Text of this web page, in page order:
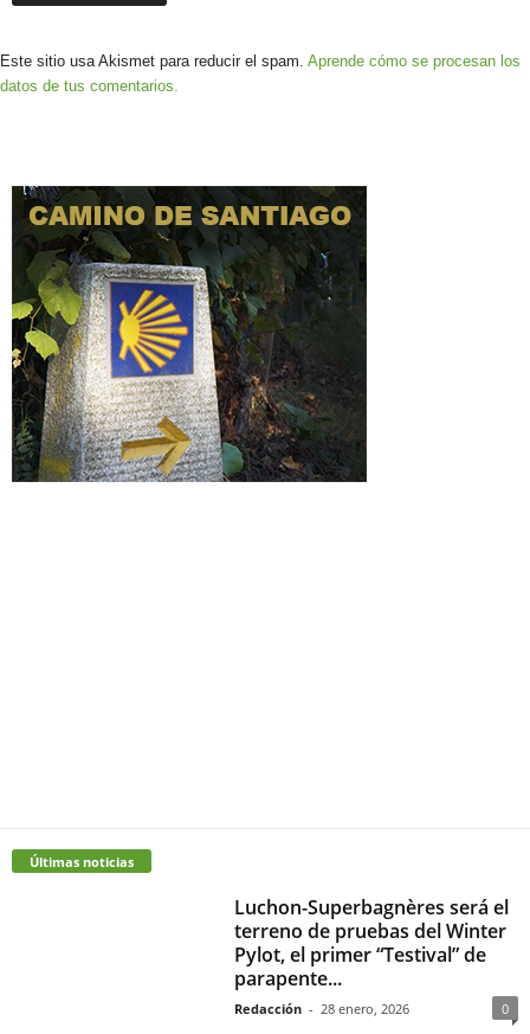
Este sitio usa Akismet para reducir el spam. Aprende cómo se procesan los
datos de tus comentarios.
Últimas noticias
Luchon-Superbagnères será el
terreno de pruebas del Winter
Pylot, el primer “Testival” de
parapente...
Redacción - 28 enero, 2026 0